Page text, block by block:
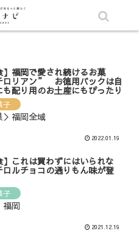
】福岡で愛され続けるお菓
リアン” お徳用パックは自
も配り用のお土産にもぴったり
子
＞福岡全域
2022.01.19
】これは買わずにはいられな
ロルチョコの通りもん味が登
子
福岡
2021.12.19
シェア